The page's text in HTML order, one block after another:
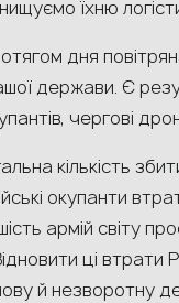
їхню
дня
держави. Є
чергові
кількість
окупанти
армій світу
ці
й незворотну